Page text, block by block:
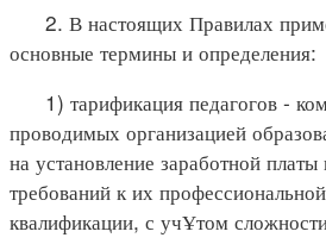
2. В настоящих Правилах
основные термины и определения:
1) тарификация педагогов -
проводимых организацией
на установление заработной
требований к их
квалификации, с учҰтом